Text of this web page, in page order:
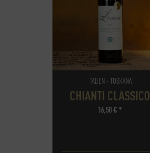
ITALIEN - TOSKANA
CHIANTI CLASSICO
16,50€ *